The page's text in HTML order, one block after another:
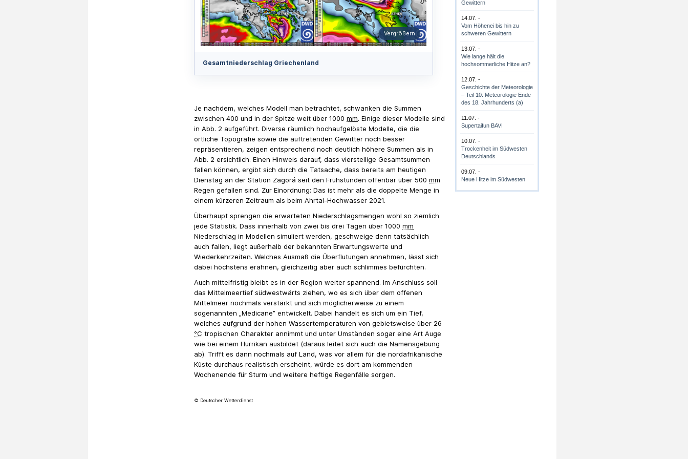
Vergrößern
Gesamtniederschlag Griechenland
Je nachdem, welches Modell man betrachtet, schwanken die Summen
zwischen 400 und in der Spitze weit über 1000 mm. Einige dieser Modelle sind
in Abb. 2 aufgeführt. Diverse räumlich hochaufgelöste Modelle, die die
örtliche Topografie sowie die auftretenden Gewitter noch besser
repräsentieren, zeigen entsprechend noch deutlich höhere Summen als in
Abb. 2 ersichtlich. Einen Hinweis darauf, dass vierstellige Gesamtsummen
fallen können, ergibt sich durch die Tatsache, dass bereits am heutigen
Dienstag an der Station Zagorá seit den Frühstunden offenbar über 500 mm
Regen gefallen sind. Zur Einordnung: Das ist mehr als die doppelte Menge in
einem kürzeren Zeitraum als beim Ahrtal-Hochwasser 2021.
Überhaupt sprengen die erwarteten Niederschlagsmengen wohl so ziemlich
jede Statistik. Dass innerhalb von zwei bis drei Tagen über 1000 mm
Niederschlag in Modellen simuliert werden, geschweige denn tatsächlich
auch fallen, liegt außerhalb der bekannten Erwartungswerte und
Wiederkehrzeiten. Welches Ausmaß die Überflutungen annehmen, lässt sich
dabei höchstens erahnen, gleichzeitig aber auch schlimmes befürchten.
Auch mittelfristig bleibt es in der Region weiter spannend. Im Anschluss soll
das Mittelmeertief südwestwärts ziehen, wo es sich über dem offenen
Mittelmeer nochmals verstärkt und sich möglicherweise zu einem
sogenannten „Medicane” entwickelt. Dabei handelt es sich um ein Tief,
welches aufgrund der hohen Wassertemperaturen von gebietsweise über 26
°C tropischen Charakter annimmt und unter Umständen sogar eine Art Auge
wie bei einem Hurrikan ausbildet (daraus leitet sich auch die Namensgebung
ab). Trifft es dann nochmals auf Land, was vor allem für die nordafrikanische
Küste durchaus realistisch erscheint, würde es dort am kommenden
Wochenende für Sturm und weitere heftige Regenfälle sorgen.
© Deutscher Wetterdienst
Gewittern
14.07. -
Vom Höhenei bis hin zu
schweren Gewittern
13.07. -
Wie lange hält die
hochsommerliche Hitze an?
12.07. -
Geschichte der Meteorologie
– Teil 10: Meteorologie Ende
des 18. Jahrhunderts (a)
11.07. -
Supertaifun BAVI
10.07. -
Trockenheit im Südwesten
Deutschlands
09.07. -
Neue Hitze im Südwesten